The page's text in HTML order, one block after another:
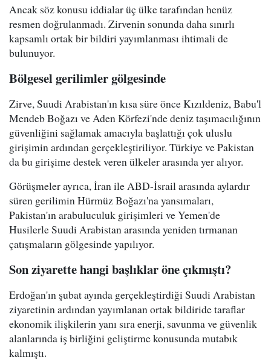
Ancak söz konusu iddialar üç ülke tarafından henüz
resmen doğrulanmadı. Zirvenin sonunda daha sınırlı
kapsamlı ortak bir bildiri yayımlanması ihtimali de
bulunuyor.
Bölgesel gerilimler gölgesinde
Zirve, Suudi Arabistan'ın kısa süre önce Kızıldeniz, Babu'l
Mendeb Boğazı ve Aden Körfezi'nde deniz taşımacılığının
güvenliğini sağlamak amacıyla başlattığı çok uluslu
girişimin ardından gerçekleştiriliyor. Türkiye ve Pakistan
da bu girişime destek veren ülkeler arasında yer alıyor.
Görüşmeler ayrıca, İran ile ABD-İsrail arasında aylardır
süren gerilimin Hürmüz Boğazı'na yansımaları,
Pakistan'ın arabuluculuk girişimleri ve Yemen'de
Husilerle Suudi Arabistan arasında yeniden tırmanan
çatışmaların gölgesinde yapılıyor.
Son ziyarette hangi başlıklar öne çıkmıştı?
Erdoğan'ın şubat ayında gerçekleştirdiği Suudi Arabistan
ziyaretinin ardından yayımlanan ortak bildiride taraflar
ekonomik ilişkilerin yanı sıra enerji, savunma ve güvenlik
alanlarında iş birliğini geliştirme konusunda mutabık
kalmıştı.